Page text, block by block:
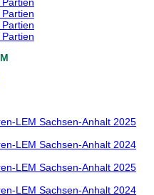
LEM Sachsen-Anhalt 2025
LEM Sachsen-Anhalt 2024
LEM Sachsen-Anhalt 2025
LEM Sachsen-Anhalt 2024